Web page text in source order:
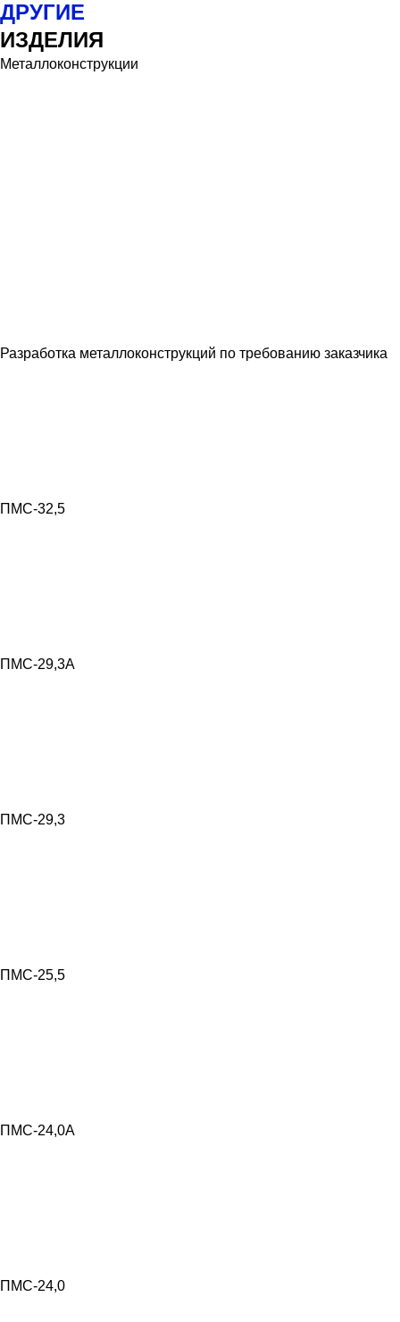
ДРУГИЕ
ИЗДЕЛИЯ
Металлоконструкции
Разработка металлоконструкций по требованию заказчика
ПМС-32,5
ПМС-29,3А
ПМС-29,3
ПМС-25,5
ПМС-24,0А
ПМС-24,0